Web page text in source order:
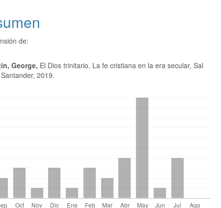
de:
George, El Dios trinitario. La fe cristiana en la era secular, Sal
2019.